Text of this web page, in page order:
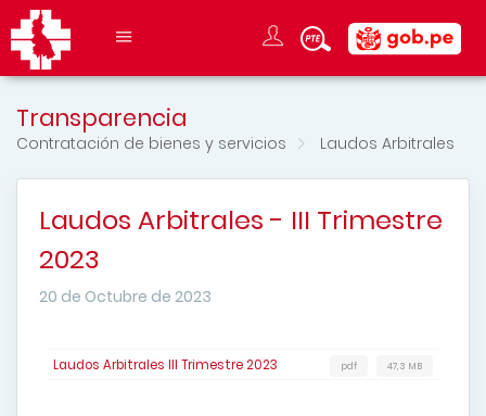
Transparencia
Contratación de bienes y servicios Laudos Arbitrales
Laudos Arbitrales - III Trimestre
2023
20 de Octubre de 2023
Laudos Arbitrales III Trimestre 2023 47,3 MB
pdf